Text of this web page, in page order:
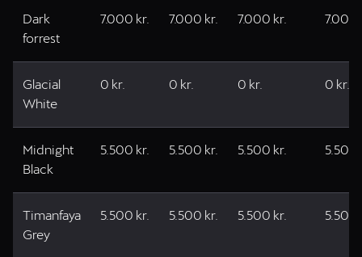
Dark
forrest
7.000 kr. 7.000 kr. 7.000 kr. 7.000
Glacial
White
0 kr. 0 kr. 0 kr. 0 kr.
Midnight
Black
5.500 kr. 5.500 kr. 5.500 kr. 5.500
Timanfaya
Grey
5.500 kr. 5.500 kr. 5.500 kr. 5.500